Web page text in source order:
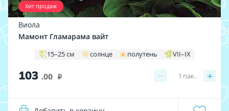
Хит продаж
Виола
Мамонт Гламарама вайт
15–25 см солнце полутень VII–IX
103 .00 i − +
1 пак.